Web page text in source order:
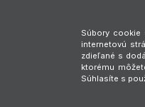
Súbory cookie
internetovú
zdieľané s
ktorému
Súhlasíte s